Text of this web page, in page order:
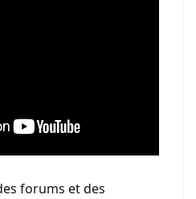
forums et des